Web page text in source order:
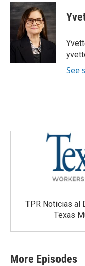
See
TPR Noticias al
Texas
More Episodes